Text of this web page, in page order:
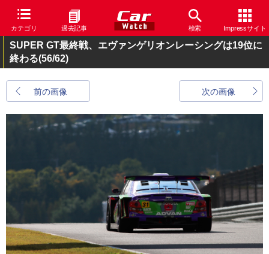
カテゴリ 過去記事 検索 Impressサイト
SUPER GT最終戦、エヴァンゲリオンレーシングは19位に
終わる(56/62)
前の画像 次の画像